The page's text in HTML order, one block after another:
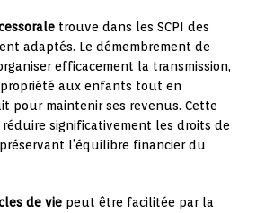
trouve dans les SCPI des
adaptés. Le démembrement de
efficacement la transmission,
aux enfants tout en
pour maintenir ses revenus. Cette
significativement les droits de
l’équilibre financier du
de vie peut être facilitée par la